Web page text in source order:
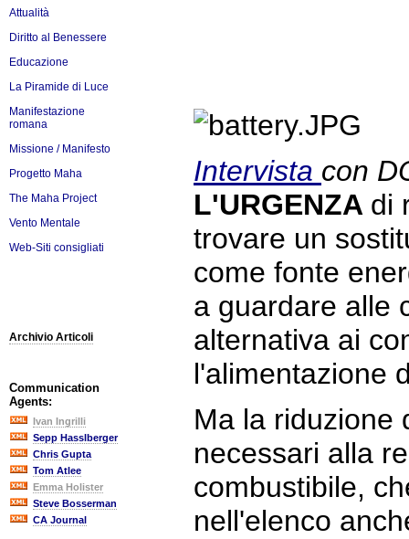
Attualità
Diritto al Benessere
Educazione
La Piramide di Luce
Manifestazione
romana
Missione / Manifesto
Progetto Maha
The Maha Project
Vento Mentale
Web-Siti consigliati
Archivio Articoli
Communication
Agents:
Ivan Ingrilli
Sepp Hasslberger
Chris Gupta
Tom Atlee
Emma Holister
Steve Bosserman
CA Journal
Intervista con
L'URGENZA di
trovare un
come fonte
a guardare alle
alternativa ai
l'alimentazione
Ma la riduzione
necessari alla
combustibile,
nell'elenco